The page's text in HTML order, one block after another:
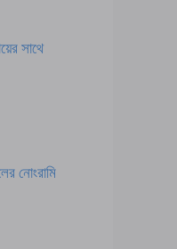
সাথে
নোংরামি